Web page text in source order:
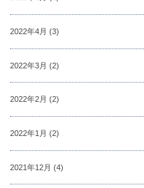
2022年4月 (3)
2022年3月 (2)
2022年2月 (2)
2022年1月 (2)
2021年12月 (4)